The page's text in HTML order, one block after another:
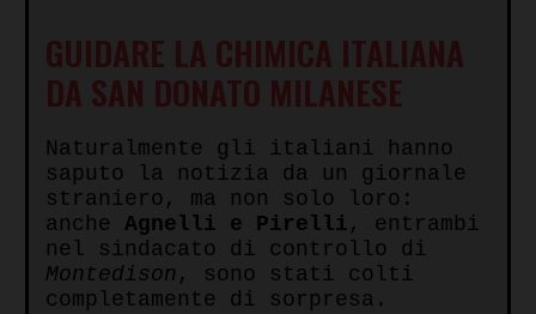
GUIDARE LA CHIMICA ITALIANA
DA SAN DONATO MILANESE
Naturalmente gli italiani hanno
saputo la notizia da un giornale
straniero, ma non solo loro:
anche Agnelli e Pirelli , entrambi
nel sindacato di controllo di
Montedison , sono stati colti
completamente di sorpresa.